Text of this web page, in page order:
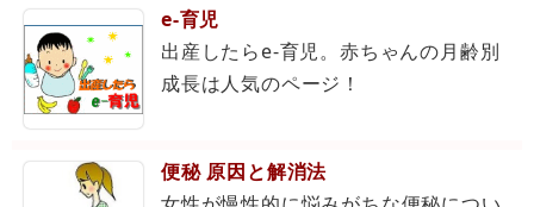
e-育児
出産したらe-育児。赤ちゃんの月齢別
成長は人気のページ！
便秘 原因と解消法